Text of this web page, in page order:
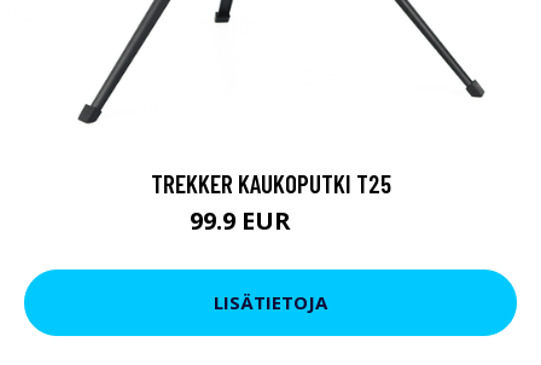
TREKKER KAUKOPUTKI T25
99.9 EUR
LISÄTIETOJA